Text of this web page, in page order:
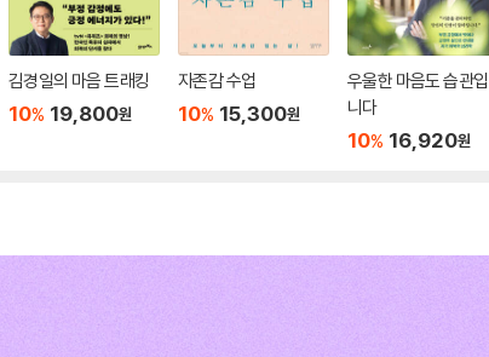
김경일의 마음 트래킹
10% 19,800원
자존감 수업
10% 15,300원
우울한 마음도 습관입
니다
10% 16,920원